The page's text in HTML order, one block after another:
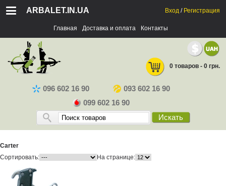
ARBALET.IN.UA
Главная Доставка и оплата Контакты
Вход / Регистрация
096 602 16 90
093 602 16 90
099 602 16 90
Искать
0 товаров - 0 грн.
Carter
Сортировать:
На странице: